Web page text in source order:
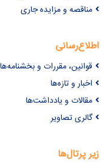
مناقصه و مزایده جاری
اطلاع‌رسانی
قوانین، مقررات و بخشنامه‌ها
اخبار و تازه‌ها
مقالات و یادداشت‌ها
گالری تصاویر
زیر پرتال‌ها